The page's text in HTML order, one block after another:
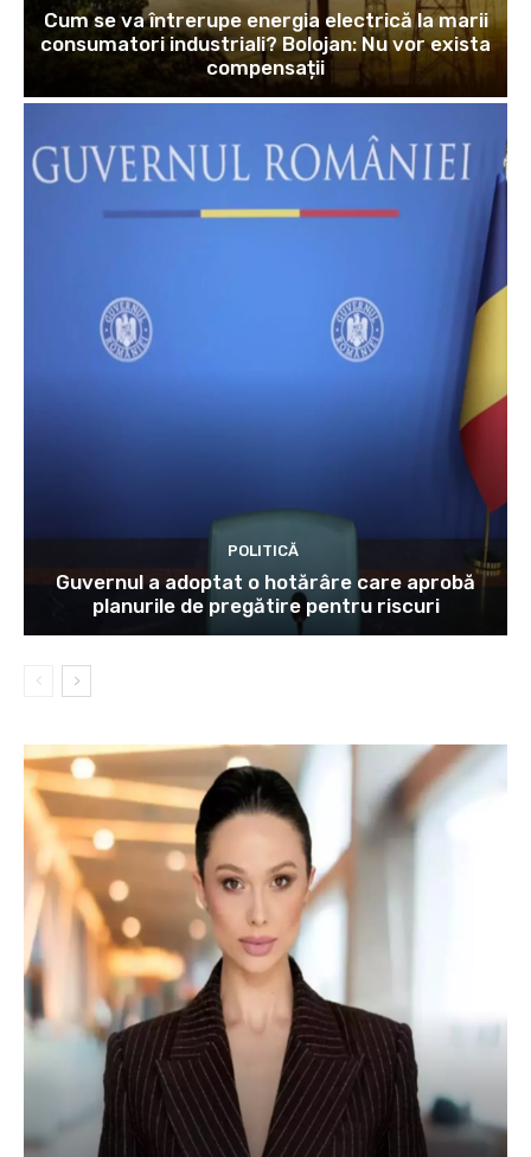
Cum se va întrerupe energia electrică la marii
consumatori industriali? Bolojan: Nu vor exista
compensații
POLITICĂ
Guvernul a adoptat o hotărâre care aprobă
planurile de pregătire pentru riscuri